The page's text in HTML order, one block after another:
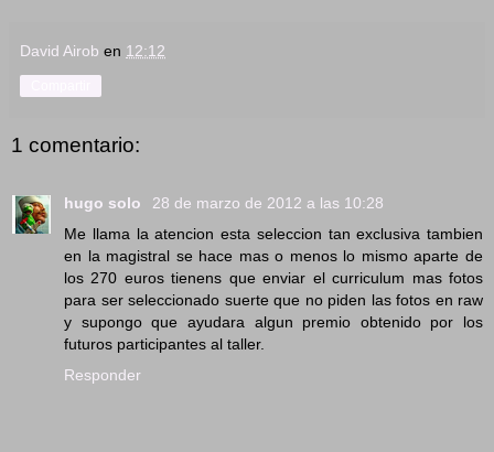
David Airob en 12:12
1 comentario:
hugo solo
28 de marzo de 2012 a las 10:28
Me llama la atencion esta seleccion tan exclusiva tambien
en la magistral se hace mas o menos lo mismo aparte de
los 270 euros tienens que enviar el curriculum mas fotos
para ser seleccionado suerte que no piden las fotos en raw
y supongo que ayudara algun premio obtenido por los
futuros participantes al taller.
Responder